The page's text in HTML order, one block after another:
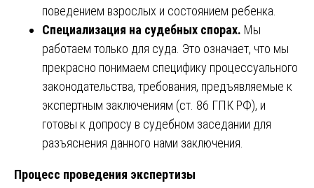
поведением взрослых и состоянием ребенка.
Специализация на судебных спорах. Мы
работаем только для суда. Это означает, что мы
прекрасно понимаем специфику процессуального
законодательства, требования, предъявляемые к
экспертным заключениям (ст. 86 ГПК РФ), и
готовы к допросу в судебном заседании для
разъяснения данного нами заключения.
Процесс проведения экспертизы